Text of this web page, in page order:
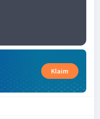
Klaim